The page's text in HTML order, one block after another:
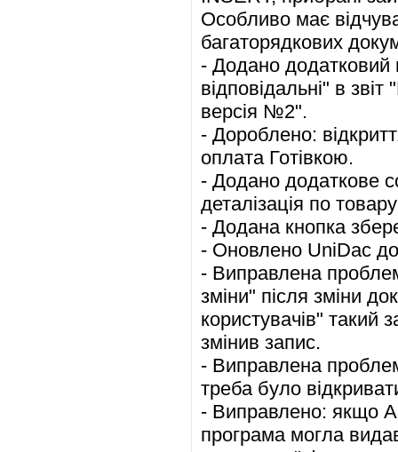
Особливо має
багаторядкових
- Додано додатковий
відповідальні" в
версія №2".
- Дороблено:
оплата Готівкою.
- Додано додаткове
деталізація по
- Додана кнопка
- Оновлено UniDac до
- Виправлена
зміни" після зміни
користувачів" такий
змінив запис.
- Виправлена
треба було
- Виправлено: якщо
програма могла